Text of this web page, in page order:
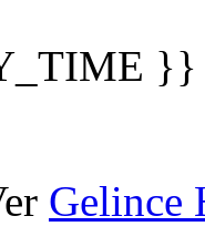
}}
Gelince